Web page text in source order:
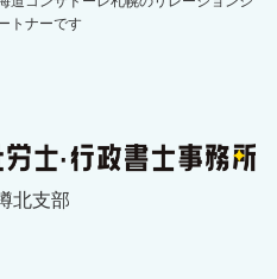
トナーです
北支部